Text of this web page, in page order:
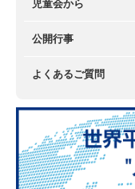
児童会から
公開行事
よくあるご質問